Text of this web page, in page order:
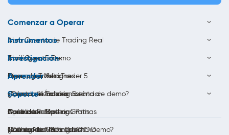
Comenzar a Operar
Abrir Cuenta de Trading Real
Abrir Cuenta Demo
Descargar MetaTrader 5
Cuenta de Trading Estándar
Bono de Forex
Cuenta de Trading ECN
Instrumentos
Trading en Forex
Opera con Acciones
Opera con Índices
Opera con Materias Primas
Trading de CFDs sobre Oro
Investigación
Ideas de Trading
Calendario Económico
Análisis de Trading
Noticias del Mercado
Aprender
¿Cómo utilizar una cuenta de demo?
Aprenda a Operar Gratis
Qué es Forex?
Soporte
Contáctenos
¿Cómo Abrir Una Cuenta Demo?